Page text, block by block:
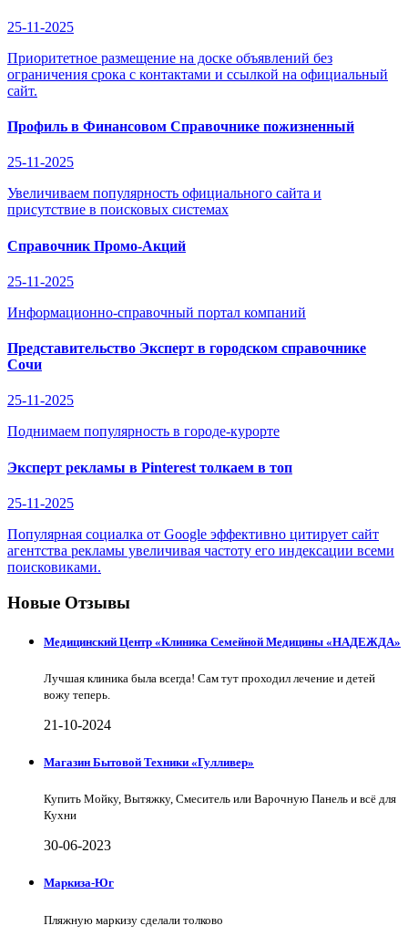
25-11-2025
Приоритетное размещение на доске объявлений без
ограничения срока с контактами и ссылкой на официальный
сайт.
Профиль в Финансовом Справочнике пожизненный
25-11-2025
Увеличиваем популярность официального сайта и
присутствие в поисковых системах
Справочник Промо-Акций
25-11-2025
Информационно-справочный портал компаний
Представительство Эксперт в городском справочнике
Сочи
25-11-2025
Поднимаем популярность в городе-курорте
Эксперт рекламы в Pinterest толкаем в топ
25-11-2025
Популярная социалка от Google эффективно цитирует сайт
агентства рекламы увеличивая частоту его индексации всеми
поисковиками.
Новые Отзывы
Медицинский Центр «Клиника Семейной Медицины «НАДЕЖДА»
Лучшая клиника была всегда! Сам тут проходил лечение и детей
вожу теперь.
21-10-2024
Магазин Бытовой Техники «Гулливер»
Купить Мойку, Вытяжку, Смеситель или Варочную Панель и всё для
Кухни
30-06-2023
Маркиза-Юг
Пляжную маркизу сделали толково